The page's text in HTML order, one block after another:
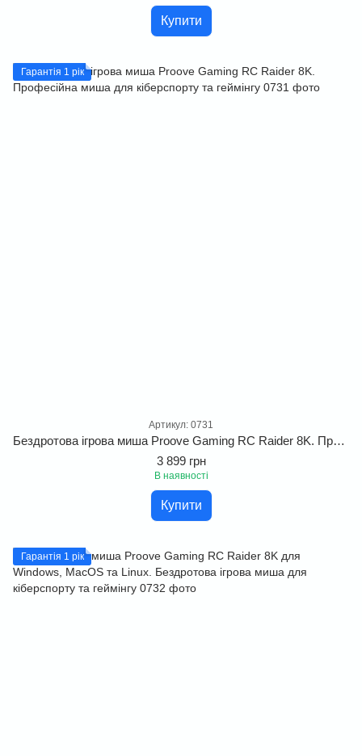
Купити
Гарантія 1 рік
Артикул: 0731
Бездротова ігрова миша Proove Gaming RC Raider 8K. Професійна миша для кіберспорту та геймінгу
3 899 грн
В наявності
Купити
Гарантія 1 рік